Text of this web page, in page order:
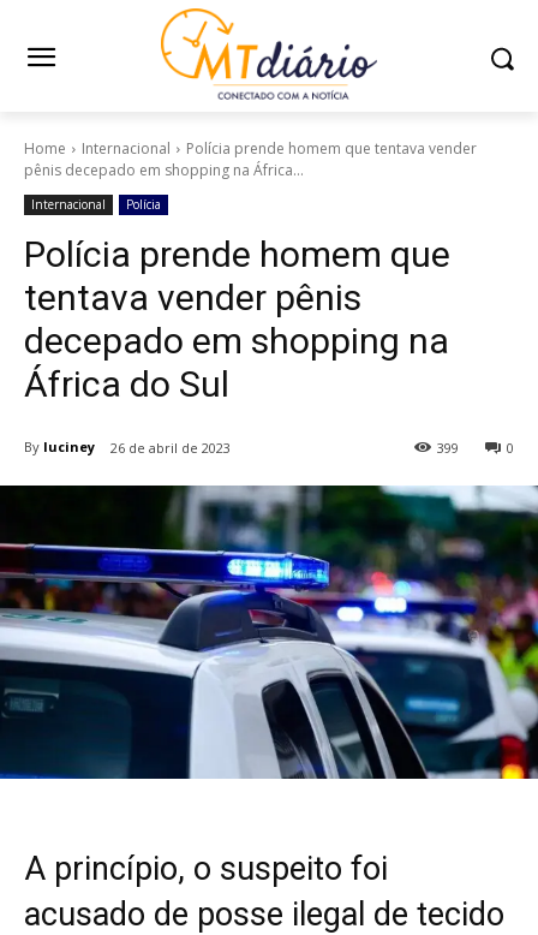
Home Internacional
Polícia prende homem que tentava vender
pênis decepado em shopping na África...
Internacional Polícia
Polícia prende homem que
tentava vender pênis
decepado em shopping na
África do Sul
By luciney 26 de abril de 2023 0
399
A princípio, o suspeito foi
acusado de posse ilegal de tecido